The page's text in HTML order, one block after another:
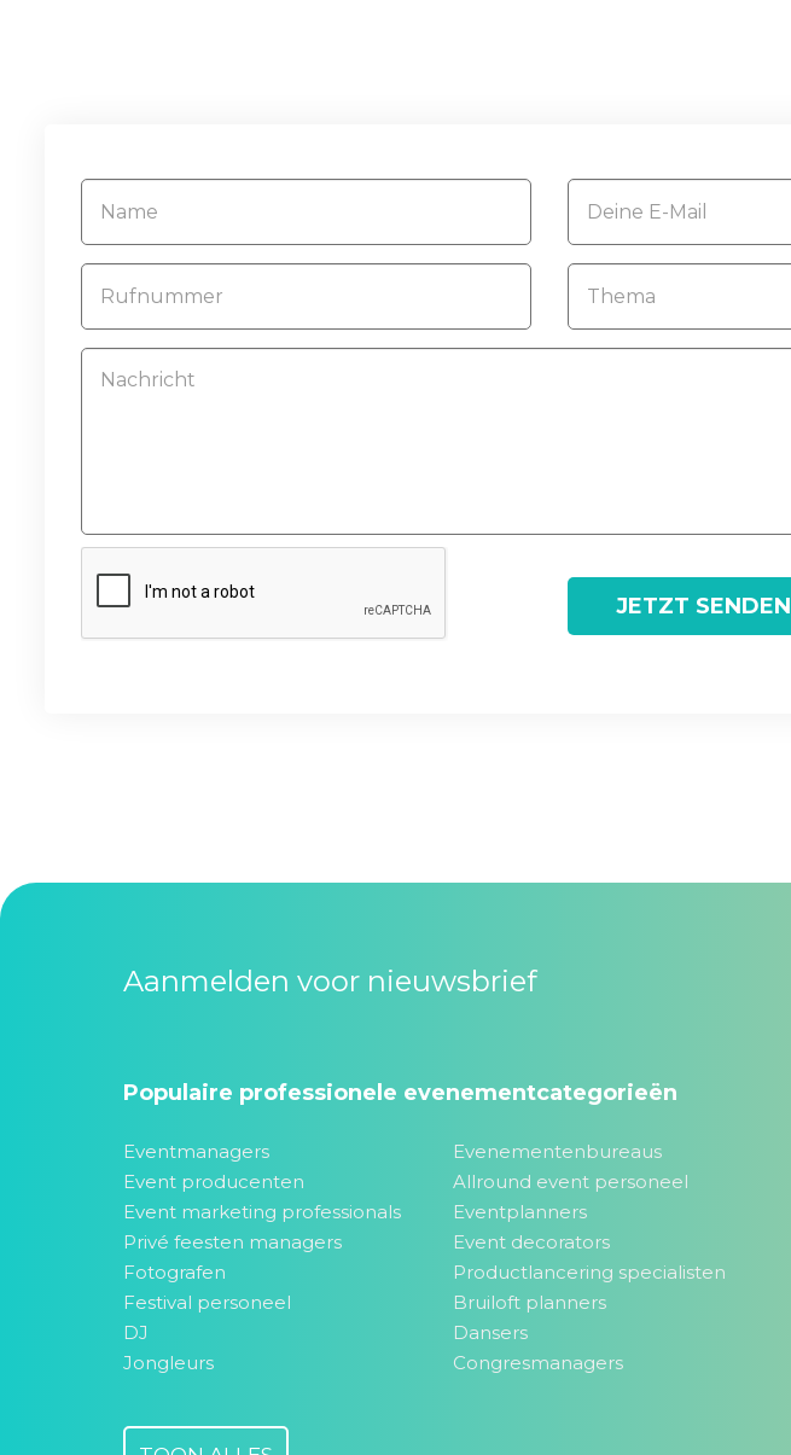
JETZT SENDEN
Aanmelden voor nieuwsbrief
Populaire professionele evenementcategorieën
Eventmanagers
Evenementenbureaus
Event producenten
Allround event personeel
Event marketing professionals
Eventplanners
Privé feesten managers
Event decorators
Fotografen
Productlancering specialisten
Festival personeel
Bruiloft planners
DJ
Dansers
Jongleurs
Congresmanagers